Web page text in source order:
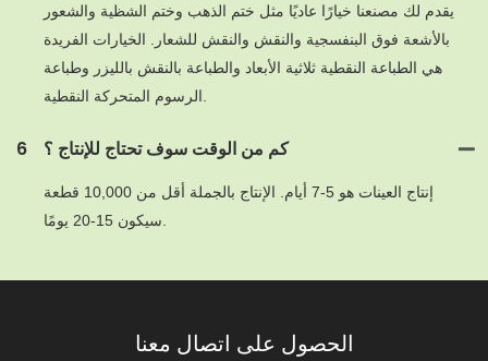
يقدم لك مصنعنا خيارًا عاديًا مثل ختم الذهب وختم الشظية والشعور
بالأشعة فوق البنفسجية والنقش والنقش للشعار. الخيارات الفريدة
هي الطباعة النقطية ثلاثية الأبعاد والطباعة بالنقش بالليزر وطباعة
6 كم من الوقت سوف تحتاج للإنتاج ؟
إنتاج العينات هو 5-7 أيام. الإنتاج بالجملة أقل من 10,000 قطعة
الحصول على اتصال معنا